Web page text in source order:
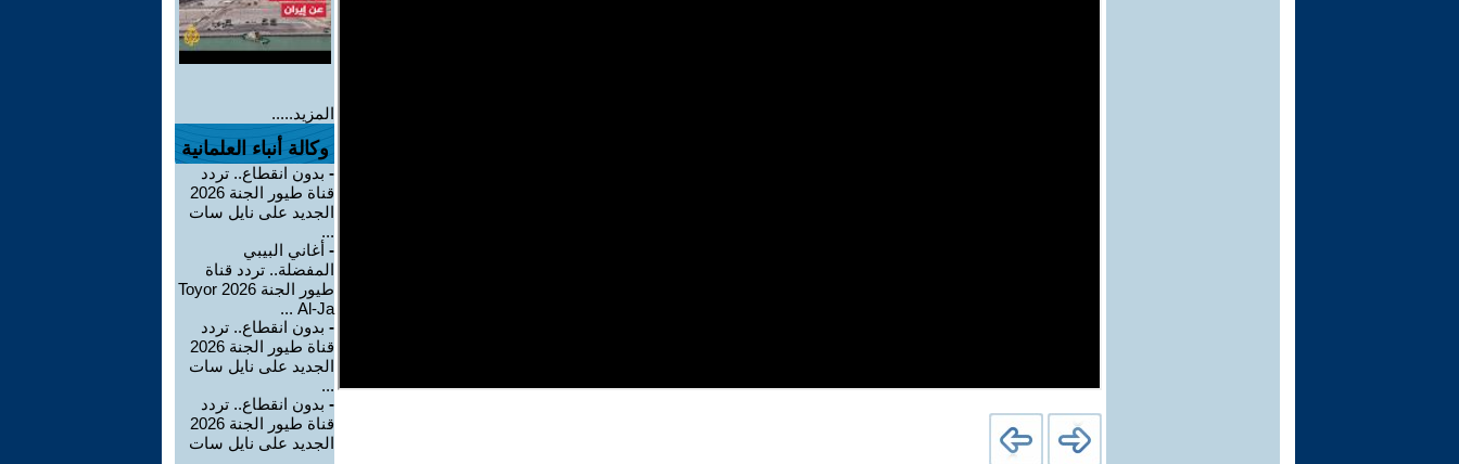
المزيد.....
وكالة أنباء العلمانية
- بدون انقطاع.. تردد
قناة طيور الجنة 2026
الجديد على نايل سات
...
- أغاني البيبي
المفضلة.. تردد قناة
طيور الجنة 2026 Toyor
Al-Ja ...
- بدون انقطاع.. تردد
قناة طيور الجنة 2026
الجديد على نايل سات
...
- بدون انقطاع.. تردد
قناة طيور الجنة 2026
الجديد على نايل سات